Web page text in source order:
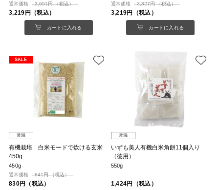
通常価格 3,651円 （税込）
3,219円（税込）
カートに入れる
通常価格 3,327円 （税込）
3,219円（税込）
カートに入れる
SALE
常温
有機栽培 白米モードで炊ける玄米
450g
450g
通常価格 841円 （税込）
830円（税込）
常温
いずも美人有機白米角餅11個入り
（徳用）
550g
1,424円（税込）